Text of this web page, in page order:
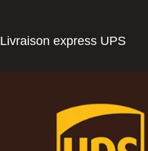
Livraison express UPS